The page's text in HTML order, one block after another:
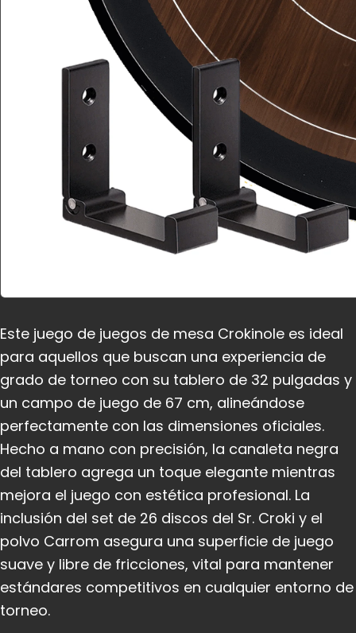
Este juego de juegos de mesa Crokinole es ideal
para aquellos que buscan una experiencia de
grado de torneo con su tablero de 32 pulgadas y
un campo de juego de 67 cm, alineándose
perfectamente con las dimensiones oficiales.
Hecho a mano con precisión, la canaleta negra
del tablero agrega un toque elegante mientras
mejora el juego con estética profesional. La
inclusión del set de 26 discos del Sr. Croki y el
polvo Carrom asegura una superficie de juego
suave y libre de fricciones, vital para mantener
estándares competitivos en cualquier entorno de
torneo.